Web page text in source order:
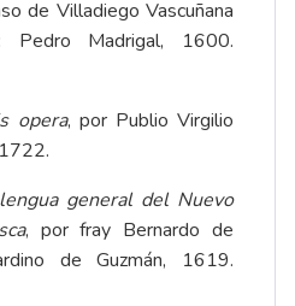
de Villadiego Vascuñana
Pedro Madrigal, 1600.
opera, por Publio Virgilio
general del Nuevo
, por fray Bernardo de
de Guzmán, 1619.